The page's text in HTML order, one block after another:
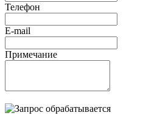
Телефон
E-mail
Примечание